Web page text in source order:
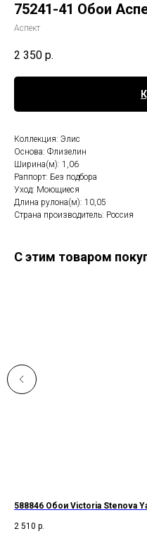
75241-41 Обои
Аспект
2 350 р.
Коллекция: Элис
Основа: Флизелин
Ширина(м): 1,06
Раппорт: Без подбора
Уход: Моющиеся
Длина рулона(м): 10,05
Страна производитель: Россия
C этим товаром
588846 Обои Victoria Stenova
2 510 р.